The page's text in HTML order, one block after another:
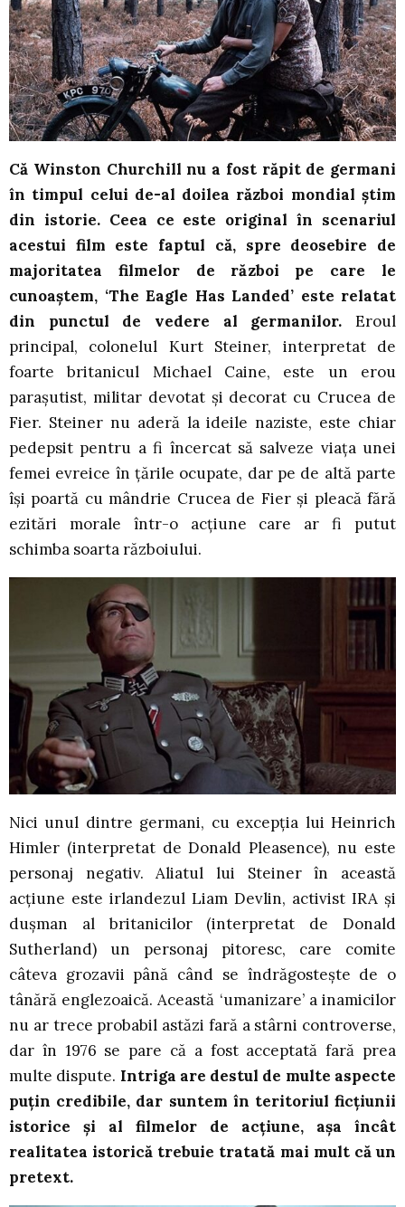
Că Winston Churchill nu a fost răpit de germani
în timpul celui de-al doilea război mondial știm
din istorie. Ceea ce este original în scenariul
acestui film este faptul că, spre deosebire de
majoritatea filmelor de război pe care le
cunoaștem, ‘The Eagle Has Landed’ este relatat
din punctul de vedere al germanilor. Eroul
principal, colonelul Kurt Steiner, interpretat de
foarte britanicul Michael Caine, este un erou
parașutist, militar devotat și decorat cu Crucea de
Fier. Steiner nu aderă la ideile naziste, este chiar
pedepsit pentru a fi încercat să salveze viața unei
femei evreice în țările ocupate, dar pe de altă parte
își poartă cu mândrie Crucea de Fier și pleacă fără
ezitări morale într-o acțiune care ar fi putut
schimba soarta războiului.
Nici unul dintre germani, cu excepția lui Heinrich
Himler (interpretat de Donald Pleasence), nu este
personaj negativ. Aliatul lui Steiner în această
acțiune este irlandezul Liam Devlin, activist IRA și
dușman al britanicilor (interpretat de Donald
Sutherland) un personaj pitoresc, care comite
câteva grozavii până când se îndrăgostește de o
tânără englezoaică. Această ‘umanizare’ a inamicilor
nu ar trece probabil astăzi fară a stârni controverse,
dar în 1976 se pare că a fost acceptată fară prea
multe dispute. Intriga are destul de multe aspecte
puțin credibile, dar suntem în teritoriul ficțiunii
istorice și al filmelor de acțiune, așa încât
realitatea istorică trebuie tratată mai mult că un
pretext.